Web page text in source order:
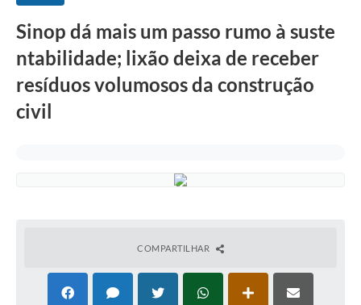
Sinop dá mais um passo rumo à suste
ntabilidade; lixão deixa de receber
resíduos volumosos da construção
civil
COMPARTILHAR